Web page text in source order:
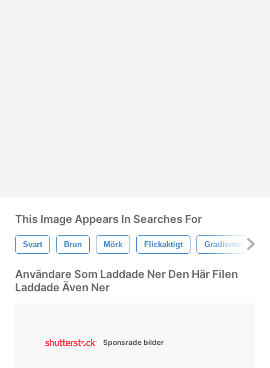
This Image Appears In Searches For
Svart Brun Mörk Flickaktigt Gradienter
Användare Som Laddade Ner Den Här Filen
Laddade Även Ner
Sponsrade bilder